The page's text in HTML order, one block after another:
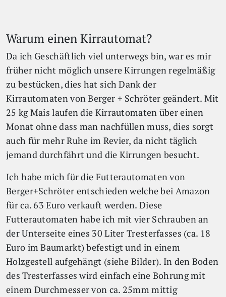
Warum einen Kirrautomat?
Da ich Geschäftlich viel unterwegs bin, war es mir
früher nicht möglich unsere Kirrungen regelmäßig
zu bestücken, dies hat sich Dank der
Kirrautomaten von Berger + Schröter geändert. Mit
25 kg Mais laufen die Kirrautomaten über einen
Monat ohne dass man nachfüllen muss, dies sorgt
auch für mehr Ruhe im Revier, da nicht täglich
jemand durchfährt und die Kirrungen besucht.
Ich habe mich für die Futterautomaten von
Berger+Schröter entschieden welche bei Amazon
für ca. 63 Euro verkauft werden. Diese
Futterautomaten habe ich mit vier Schrauben an
der Unterseite eines 30 Liter Tresterfasses (ca. 18
Euro im Baumarkt) befestigt und in einem
Holzgestell aufgehängt (siehe Bilder). In den Boden
des Tresterfasses wird einfach eine Bohrung mit
einem Durchmesser von ca. 25mm mittig